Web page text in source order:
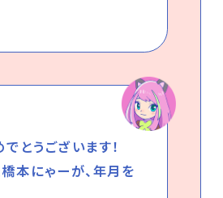
とうございます！
本にゃーが、年月を